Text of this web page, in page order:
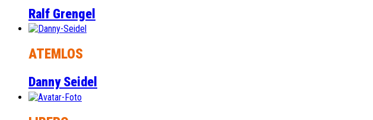
Ralf Grengel
ATEMLOS
Danny Seidel